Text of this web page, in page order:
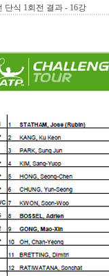
단식 1회전 결과 - 16강